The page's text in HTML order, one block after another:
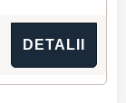
DETALII